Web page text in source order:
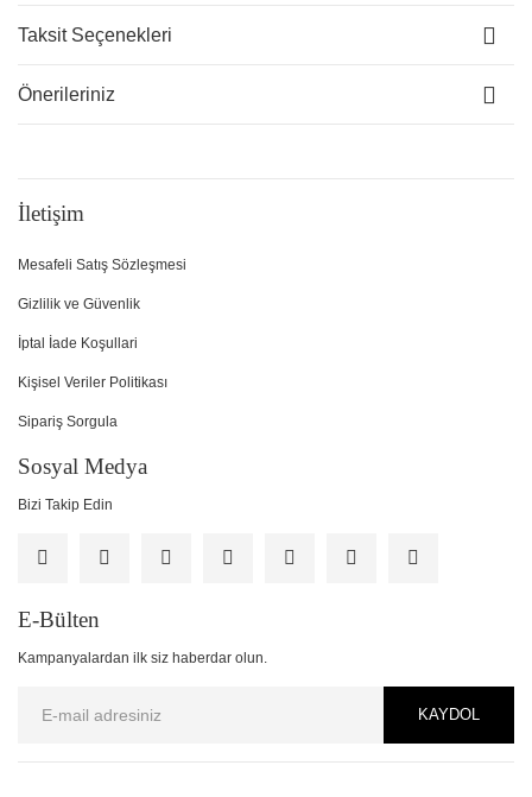
Taksit Seçenekleri
Önerileriniz
İletişim
Mesafeli Satış Sözleşmesi
Gizlilik ve Güvenlik
İptal İade Koşullari
Kişisel Veriler Politikası
Sipariş Sorgula
Sosyal Medya
Bizi Takip Edin
E-Bülten
Kampanyalardan ilk siz haberdar olun.
KAYDOL